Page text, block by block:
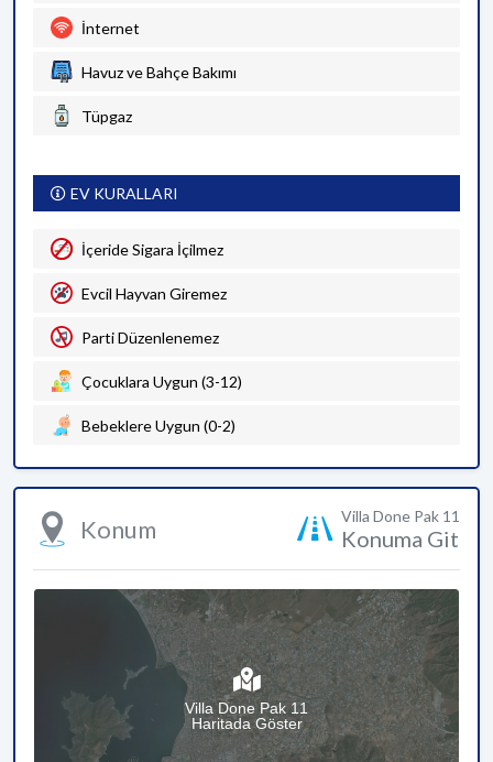
İnternet
Havuz ve Bahçe Bakımı
Tüpgaz
EV KURALLARI
İçeride Sigara İçilmez
Evcil Hayvan Giremez
Parti Düzenlenemez
Çocuklara Uygun (3-12)
Bebeklere Uygun (0-2)
Konum Villa Done Pak 11
Konuma Git
Villa Done Pak 11
Haritada Göster